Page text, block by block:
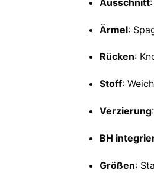
Ärmel:
Rücken:
Stoff:
Verzierung
BH
Größen: